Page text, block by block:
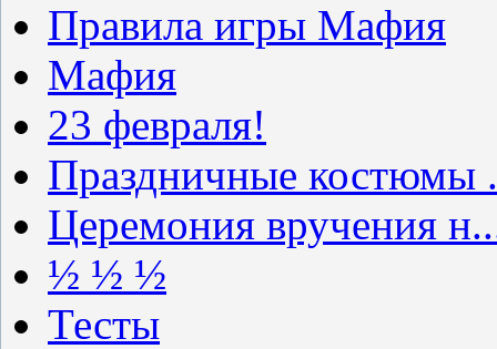
Правила игры Мафия
Мафия
23 февраля!
Праздничные костюмы
Церемония вручения
½ ½ ½
Тесты